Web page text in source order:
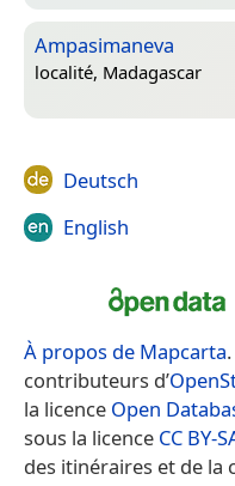
Ampasimaneva
localité, Madagascar
Deutsch
English
À propos de Mapcarta
contributeurs d’
la licence Open
sous la licence CC BY-
des itinéraires et de la